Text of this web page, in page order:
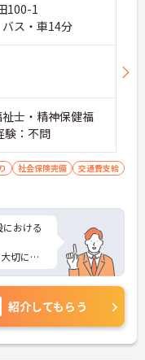
100-1
ス・車14分
士・精神保健福
験：不問
社会保険完備
交通費支給
おける
切にし
、さら
ださ
紹介してもらう